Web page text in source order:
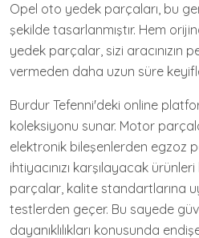
Opel oto yedek parçaları, bu
şekilde tasarlanmıştır. Hem
yedek parçalar, sizi aracınızın
vermeden daha uzun süre
Burdur Tefenni'deki online
koleksiyonu sunar. Motor
elektronik bileşenlerden egzoz
ihtiyacınızı karşılayacak
parçalar, kalite standartlarına
testlerden geçer. Bu sayede
dayanıklılıkları konusunda